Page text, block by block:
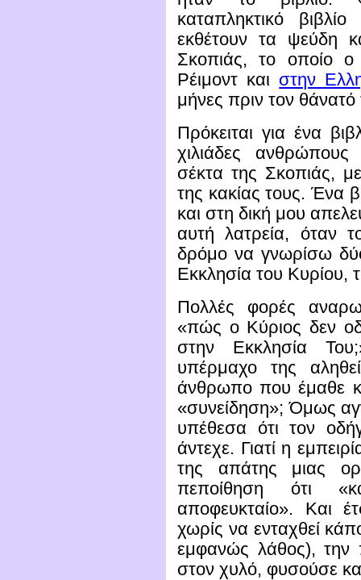
καταπληκτικό
εκθέτουν τα ψεύδη
Σκοπιάς, το οποίο
Ρέιμοντ και στην
μήνες πριν τον θάνατό
Πρόκειται για ένα
χιλιάδες
σέκτα της Σκοπιάς,
της κακίας τους. Ένα
και στη δική μου
αυτή λατρεία, όταν
δρόμο να γνωρίσω
Εκκλησία του Κυρίου,
Πολλές φορές
«πώς ο Κύριος δεν
στην Εκκλησία
υπέρμαχο της
άνθρωπο που έμαθε
«συνείδηση»; Όμως
υπέθεσα ότι τον
άντεχε. Γιατί η
της απάτης μιας
πεποίθηση ότι
αποφευκταίο». Και
χωρίς να ενταχθεί
εμφανώς λάθος), την
στον χυλό, φυσούσε